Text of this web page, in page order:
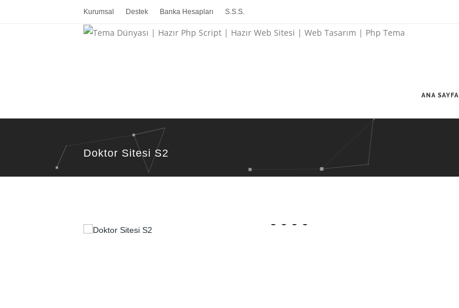
Kurumsal Destek Banka Hesapları S.S.S.
ANA SAYFA
Doktor Sitesi S2